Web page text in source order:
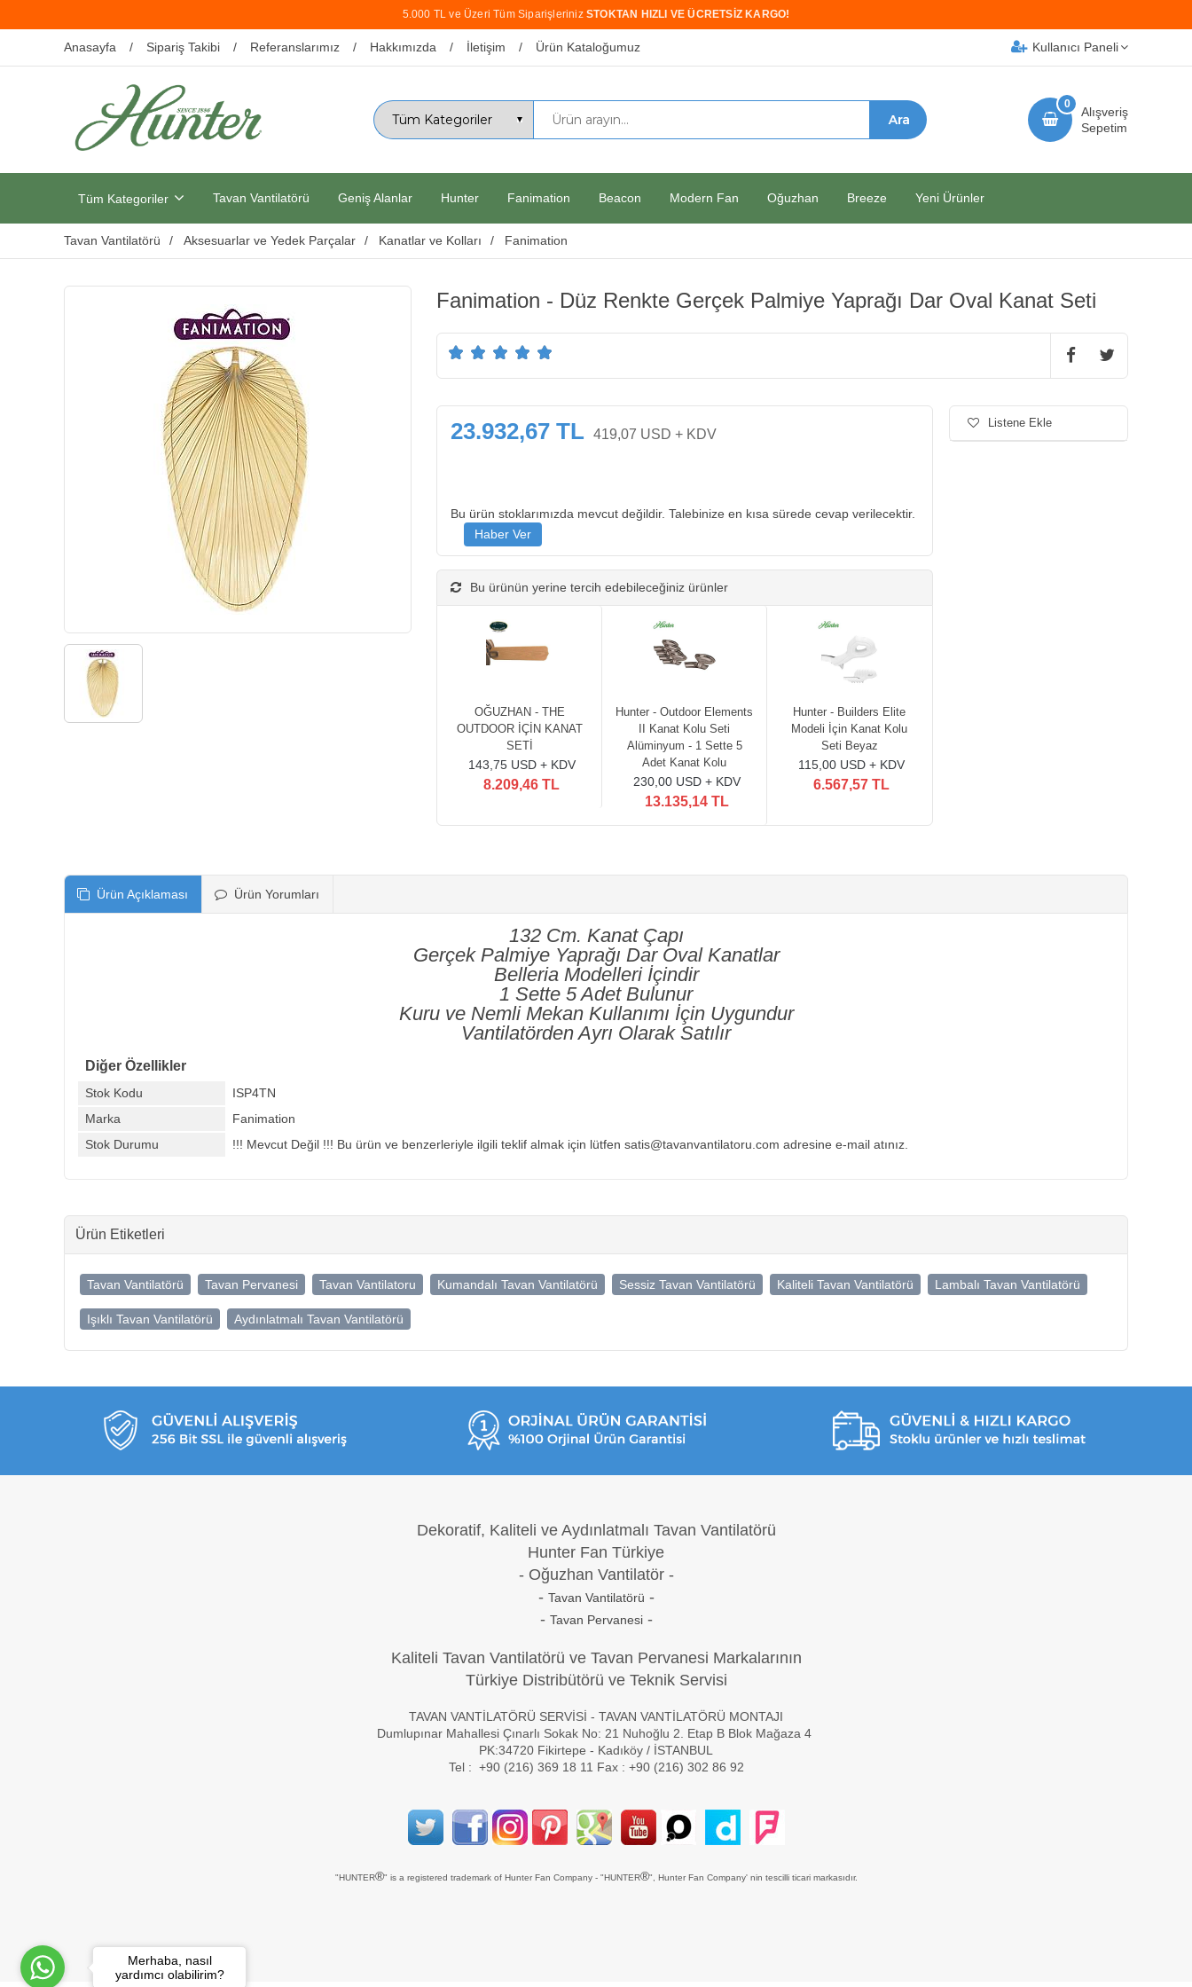
5.000 TL ve Üzeri Tüm Siparişleriniz STOKTAN HIZLI VE ÜCRETSİZ KARGO!
Anasayfa Sipariş Takibi Referanslarımız Hakkımızda İletişim Ürün Kataloğumuz Kullanıcı Paneli
Alışveriş
Sepetim
0
Tüm Kategoriler Tavan Vantilatörü Geniş Alanlar Hunter Fanimation Beacon Modern Fan Oğuzhan Breeze Yeni Ürünler
Tavan Vantilatörü Aksesuarlar ve Yedek Parçalar Kanatlar ve Kolları Fanimation
Fanimation - Düz Renkte Gerçek Palmiye Yaprağı Dar Oval Kanat Seti
23.932,67 TL 419,07 USD + KDV
Bu ürün stoklarımızda mevcut değildir. Talebinize en kısa sürede cevap verilecektir.
Bu ürünün yerine tercih edebileceğiniz ürünler
OĞUZHAN - THE
OUTDOOR İÇİN KANAT
SETİ
143,75 USD + KDV
8.209,46 TL
Hunter - Outdoor Elements
II Kanat Kolu Seti
Alüminyum - 1 Sette 5
Adet Kanat Kolu
230,00 USD + KDV
13.135,14 TL
Hunter - Builders Elite
Modeli İçin Kanat Kolu
Seti Beyaz
115,00 USD + KDV
6.567,57 TL
Listene Ekle
Ürün Açıklaması Ürün Yorumları
132 Cm. Kanat Çapı
Gerçek Palmiye Yaprağı Dar Oval Kanatlar
Belleria Modelleri İçindir
1 Sette 5 Adet Bulunur
Kuru ve Nemli Mekan Kullanımı İçin Uygundur
Vantilatörden Ayrı Olarak Satılır
Diğer Özellikler
Stok Kodu
ISP4TN
Marka
Fanimation
Stok Durumu
!!! Mevcut Değil !!! Bu ürün ve benzerleriyle ilgili teklif almak için lütfen satis@tavanvantilatoru.com adresine e-mail atınız.
Ürün Etiketleri
Tavan Vantilatörü Tavan Pervanesi Tavan Vantilatoru Kumandalı Tavan Vantilatörü Sessiz Tavan Vantilatörü Kaliteli Tavan Vantilatörü Lambalı Tavan Vantilatörü
Işıklı Tavan Vantilatörü Aydınlatmalı Tavan Vantilatörü
Dekoratif, Kaliteli ve Aydınlatmalı Tavan Vantilatörü
Hunter Fan Türkiye
- Oğuzhan Vantilatör -
- Tavan Vantilatörü -
- Tavan Pervanesi-
Kaliteli Tavan Vantilatörü ve Tavan Pervanesi Markalarının
Türkiye Distribütörü ve Teknik Servisi
TAVAN VANTİLATÖRÜ SERVİSİ - TAVAN VANTİLATÖRÜ MONTAJI
Dumlupınar Mahallesi Çınarlı Sokak No: 21 Nuhoğlu 2. Etap B Blok Mağaza 4
PK:34720 Fikirtepe - Kadıköy / İSTANBUL
Tel : +90 (216) 369 18 11 Fax : +90 (216) 302 86 92
"HUNTER®" is a registered trademark of Hunter Fan Company - "HUNTER®", Hunter Fan Company' nin tescilli ticari markasıdır.
Merhaba, nasıl
yardımcı olabilirim?